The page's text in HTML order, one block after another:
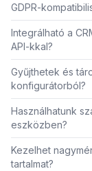
GDPR-
Integrálható a
API-kkal?
Gyűjthetek és
konfigurátorból?
Használhatunk
eszközben?
Kezelhet
tartalmat?